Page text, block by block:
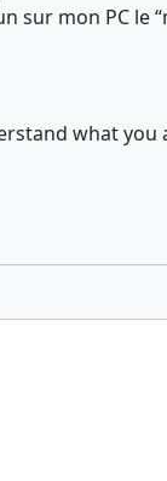
sur mon PC le
what you